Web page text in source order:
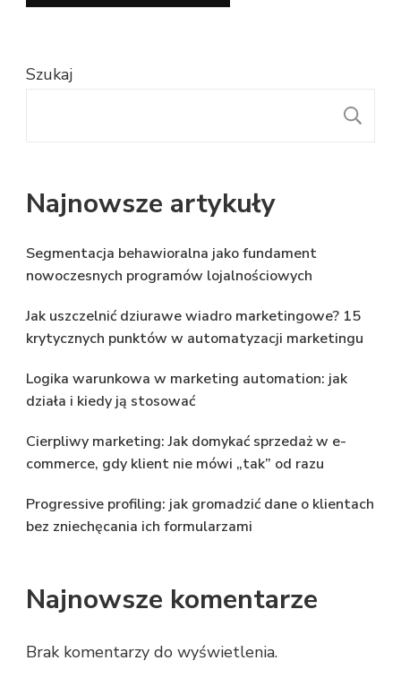
Szukaj
Najnowsze artykuły
Segmentacja behawioralna jako fundament
nowoczesnych programów lojalnościowych
Jak uszczelnić dziurawe wiadro marketingowe? 15
krytycznych punktów w automatyzacji marketingu
Logika warunkowa w marketing automation: jak
działa i kiedy ją stosować
Cierpliwy marketing: Jak domykać sprzedaż w e-
commerce, gdy klient nie mówi „tak” od razu
Progressive profiling: jak gromadzić dane o klientach
bez zniechęcania ich formularzami
Najnowsze komentarze
Brak komentarzy do wyświetlenia.